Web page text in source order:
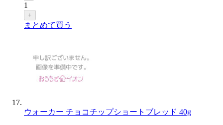
1
+
まとめて買う
ウォーカー チョコチップショートブレッド 40g